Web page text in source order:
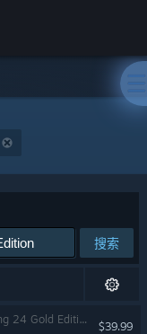
搜索
World of Outlaws: Dirt Racing 24 Gold Edition
$39.99